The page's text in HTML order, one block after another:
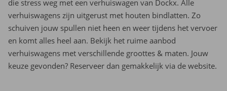
die stress weg met een verhuiswagen van Dockx. Alle
verhuiswagens zijn uitgerust met houten bindlatten. Zo
schuiven jouw spullen niet heen en weer tijdens het vervoer
en komt alles heel aan. Bekijk het ruime aanbod
verhuiswagens met verschillende groottes & maten. Jouw
keuze gevonden? Reserveer dan gemakkelijk via de website.